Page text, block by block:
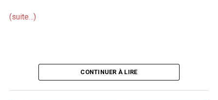
(suite…)
CONTINUER À LIRE